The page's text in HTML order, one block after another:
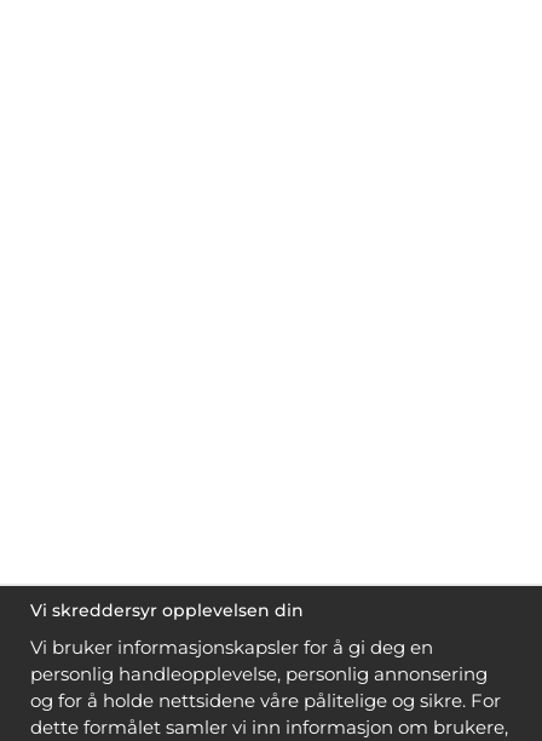
Vi skreddersyr opplevelsen din
Vi bruker informasjonskapsler for å gi deg en
personlig handleopplevelse, personlig annonsering
og for å holde nettsidene våre pålitelige og sikre. For
dette formålet samler vi inn informasjon om brukere,